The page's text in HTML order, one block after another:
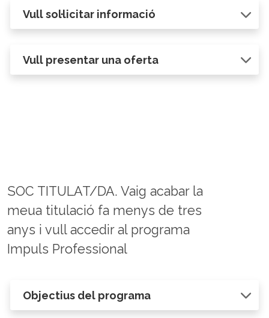
Vull sol·licitar informació
Vull presentar una oferta
SOC TITULAT/DA. Vaig acabar la
meua titulació fa menys de tres
anys i vull accedir al programa
Impuls Professional
Objectius del programa